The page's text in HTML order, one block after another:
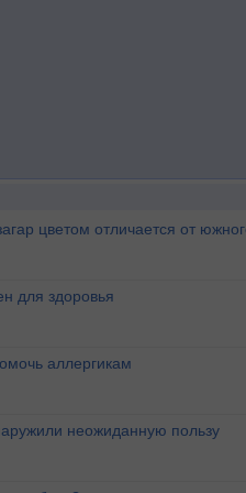
цветом отличается от
для здоровья
аллергикам
неожиданную пользу